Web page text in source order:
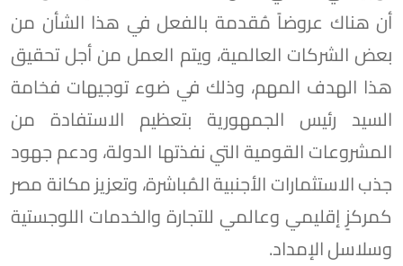
أن هناك عروضاً مُقدمة بالفعل في هذا الشأن من
بعض الشركات العالمية، ويتم العمل من أجل تحقيق
هذا الهدف المهم، وذلك في ضوء توجيهات فخامة
السيد رئيس الجمهورية بتعظيم الاستفادة من
المشروعات القومية التي نفذتها الدولة، ودعم جهود
جذب الاستثمارات الأجنبية المُباشرة، وتعزيز مكانة مصر
كمركزٍ إقليمي وعالمي للتجارة والخدمات اللوجستية
وسلاسل الإمداد.